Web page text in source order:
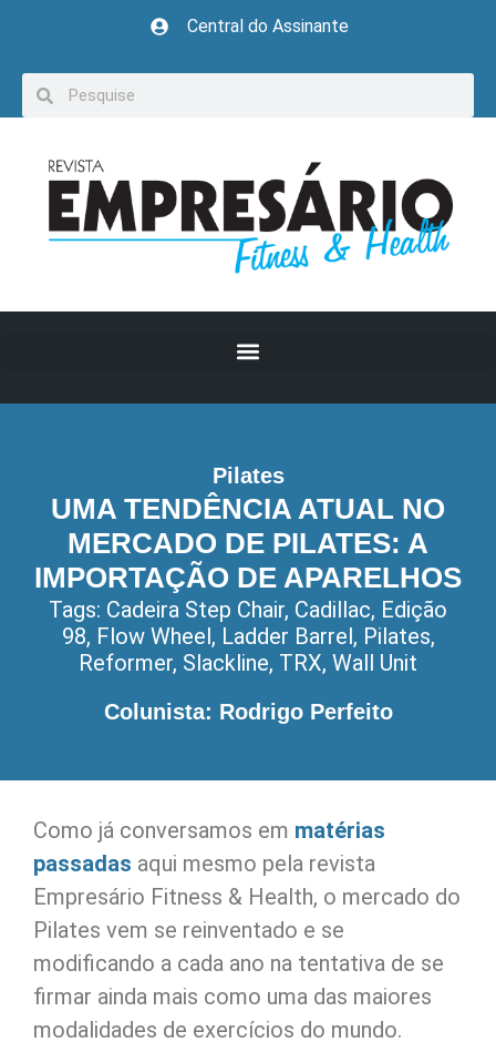
Central do Assinante
Pilates
UMA TENDÊNCIA ATUAL NO
MERCADO DE PILATES: A
IMPORTAÇÃO DE APARELHOS
Tags: Cadeira Step Chair, Cadillac, Edição
98, Flow Wheel, Ladder Barrel, Pilates,
Reformer, Slackline, TRX, Wall Unit
Colunista: Rodrigo Perfeito
Como já conversamos em matérias
passadas aqui mesmo pela revista
Empresário Fitness & Health, o mercado do
Pilates vem se reinventado e se
modificando a cada ano na tentativa de se
firmar ainda mais como uma das maiores
modalidades de exercícios do mundo.